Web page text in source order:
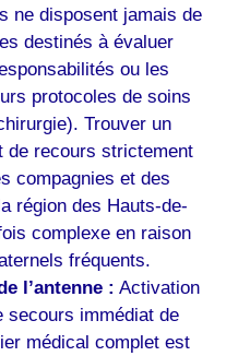
ne disposent jamais de
destinés à évaluer
ou les
protocoles de soins
Trouver un
de recours strictement
compagnies et des
région des Hauts-de-
complexe en raison
fréquents.
l’antenne : Activation
secours immédiat de
médical complet est